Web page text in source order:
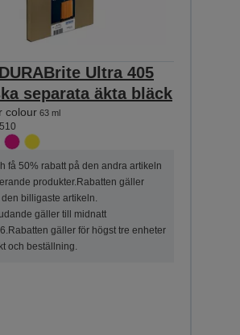
Ultra 405
separata äkta bläck
colour 63 ml
få 50% rabatt på den andra artikeln
produkter.Rabatten gäller
billigaste artikeln.
gäller till midnatt
gäller för högst tre enheter
och beställning.